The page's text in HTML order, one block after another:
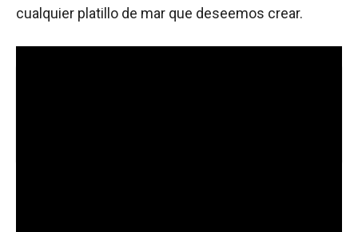
cualquier platillo de mar que deseemos crear.